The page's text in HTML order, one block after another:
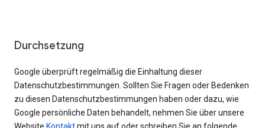
Durchsetzung
Google überprüft regelmäßig die Einhaltung dieser
Datenschutzbestimmungen. Sollten Sie Fragen oder Bedenken
zu diesen Datenschutzbestimmungen haben oder dazu, wie
Google persönliche Daten behandelt, nehmen Sie über unsere